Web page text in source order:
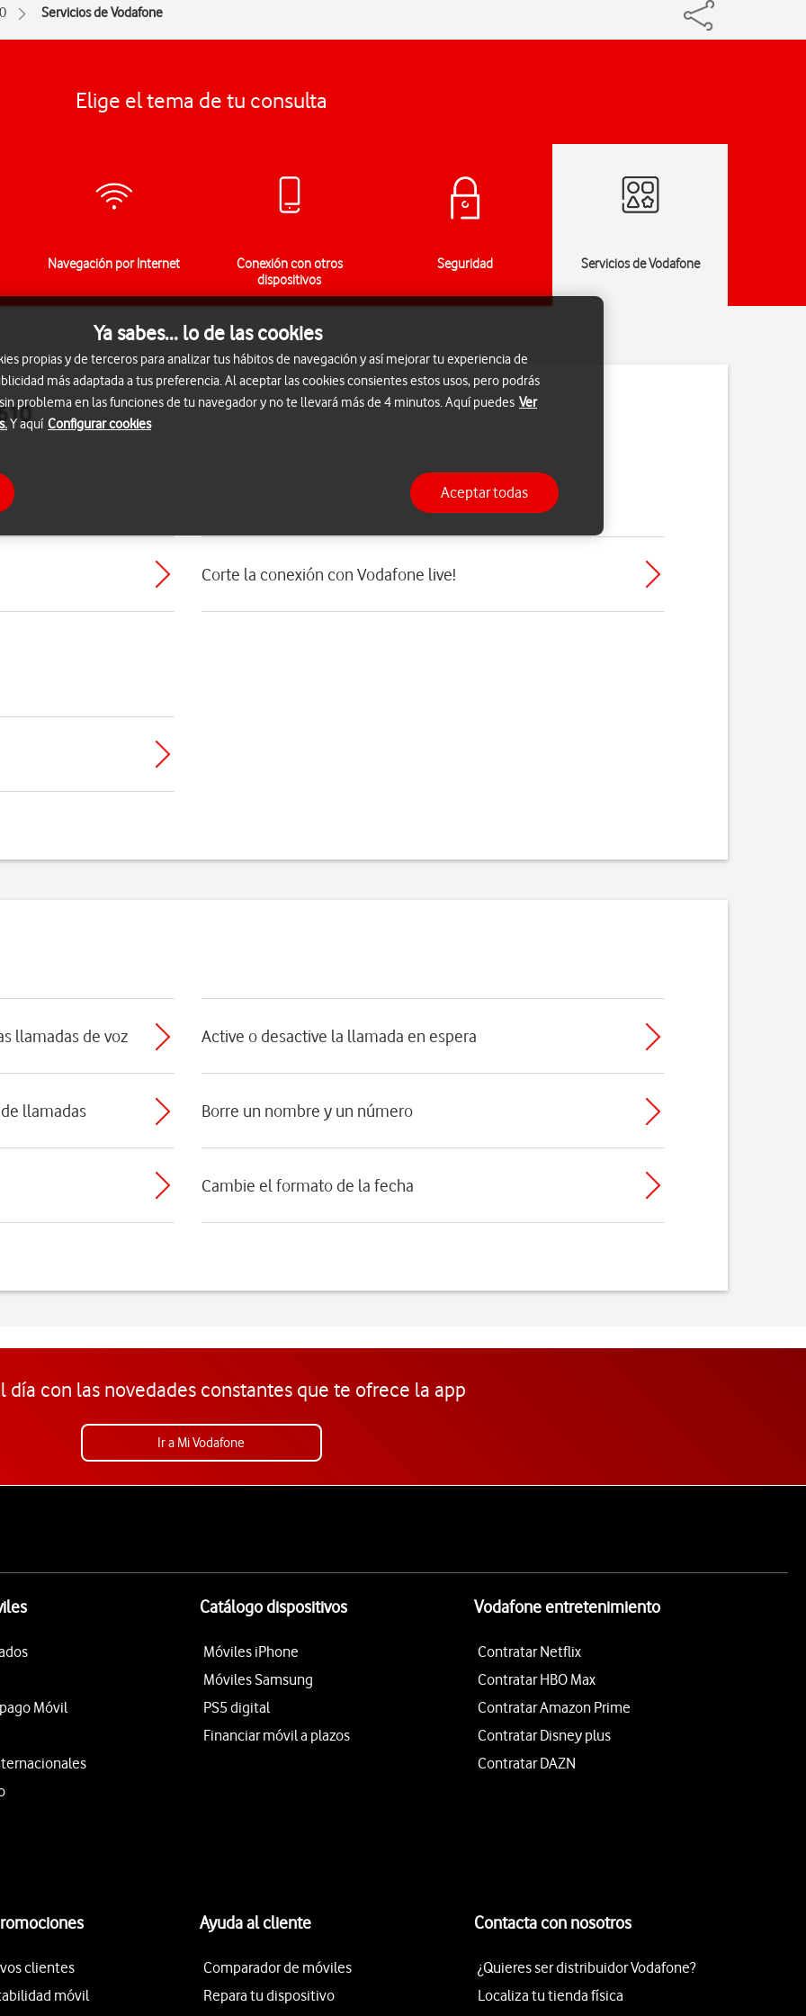
Servicios de Vodafone
Elige el tema de tu consulta
Navegación por Internet
Conexión con otros
dispositivos
Seguridad Servicios de Vodafone
Corte la conexión con Vodafone live!
llamadas de voz Active o desactive la llamada en espera
llamadas Borre un nombre y un número
Cambie el formato de la fecha
día con las novedades constantes que te ofrece la app
Ir a Mi Vodafone
Móvil
Catálogo dispositivos
Móviles iPhone
Móviles Samsung
PS5 digital
Financiar móvil a plazos
Vodafone entretenimiento
Contratar Netflix
Contratar HBO Max
Contratar Amazon Prime
Contratar Disney plus
Contratar DAZN
clientes
móvil
Ayuda al cliente
Comparador de móviles
Repara tu dispositivo
Contacta con nosotros
¿Quieres ser distribuidor Vodafone?
Localiza tu tienda física
Ya sabes... lo de las cookies
propias y de terceros para analizar tus hábitos de navegación y así mejorar tu experiencia de
más adaptada a tus preferencia. Al aceptar las cookies consientes estos usos, pero podrás
problema en las funciones de tu navegador y no te llevará más de 4 minutos. Aquí puedes Ver
Y aquí Configurar cookies
Aceptar todas